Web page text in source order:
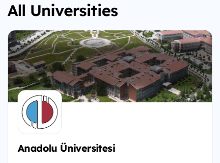
All Universities
Anadolu Üniversitesi